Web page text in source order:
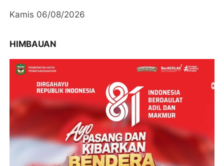
Kamis 06/08/2026
HIMBAUAN